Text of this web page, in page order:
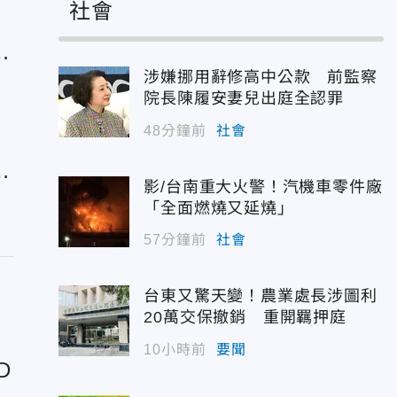
社會
涉嫌挪用辭修高中公款 前監察
院長陳履安妻兒出庭全認罪
48分鐘前 社會
影/台南重大火警！汽機車零件廠
「全面燃燒又延燒」
57分鐘前 社會
台東又驚天變！農業處長涉圖利
20萬交保撤銷 重開羈押庭
10小時前 要聞